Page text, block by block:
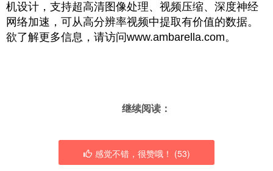
机设计，支持超高清图像处理、视频压缩、深度神经
网络加速，可从高分辨率视频中提取有价值的数据。
欲了解更多信息，请访问www.ambarella.com。
继续阅读：
感觉不错，很赞哦！ (53)